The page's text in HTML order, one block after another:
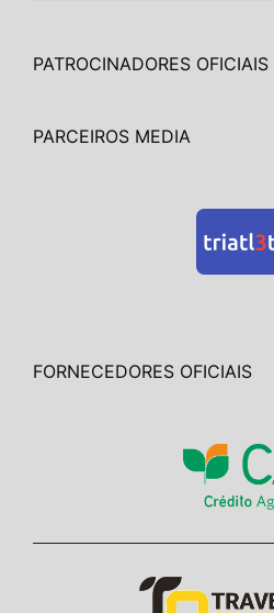
PATROCINADORES OFICIAIS
PARCEIROS MEDIA
FORNECEDORES OFICIAIS